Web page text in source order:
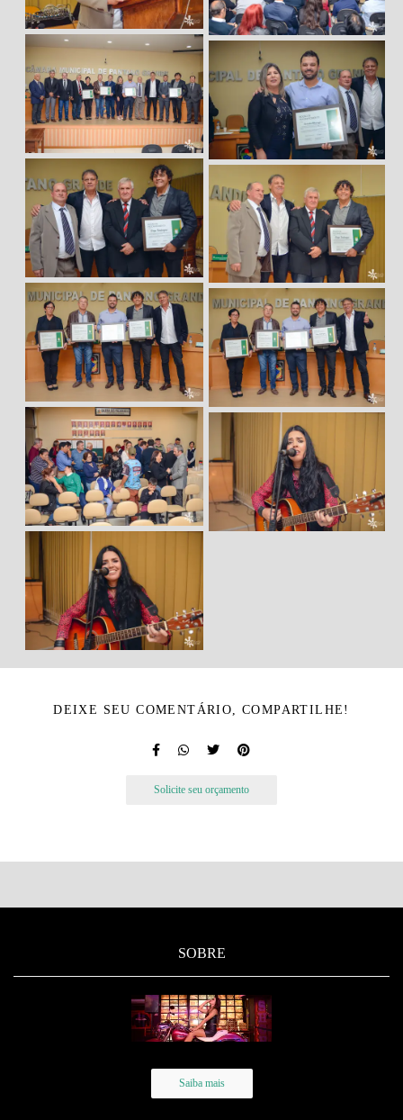
DEIXE SEU COMENTÁRIO, COMPARTILHE!
Solicite seu orçamento
SOBRE
Saiba mais